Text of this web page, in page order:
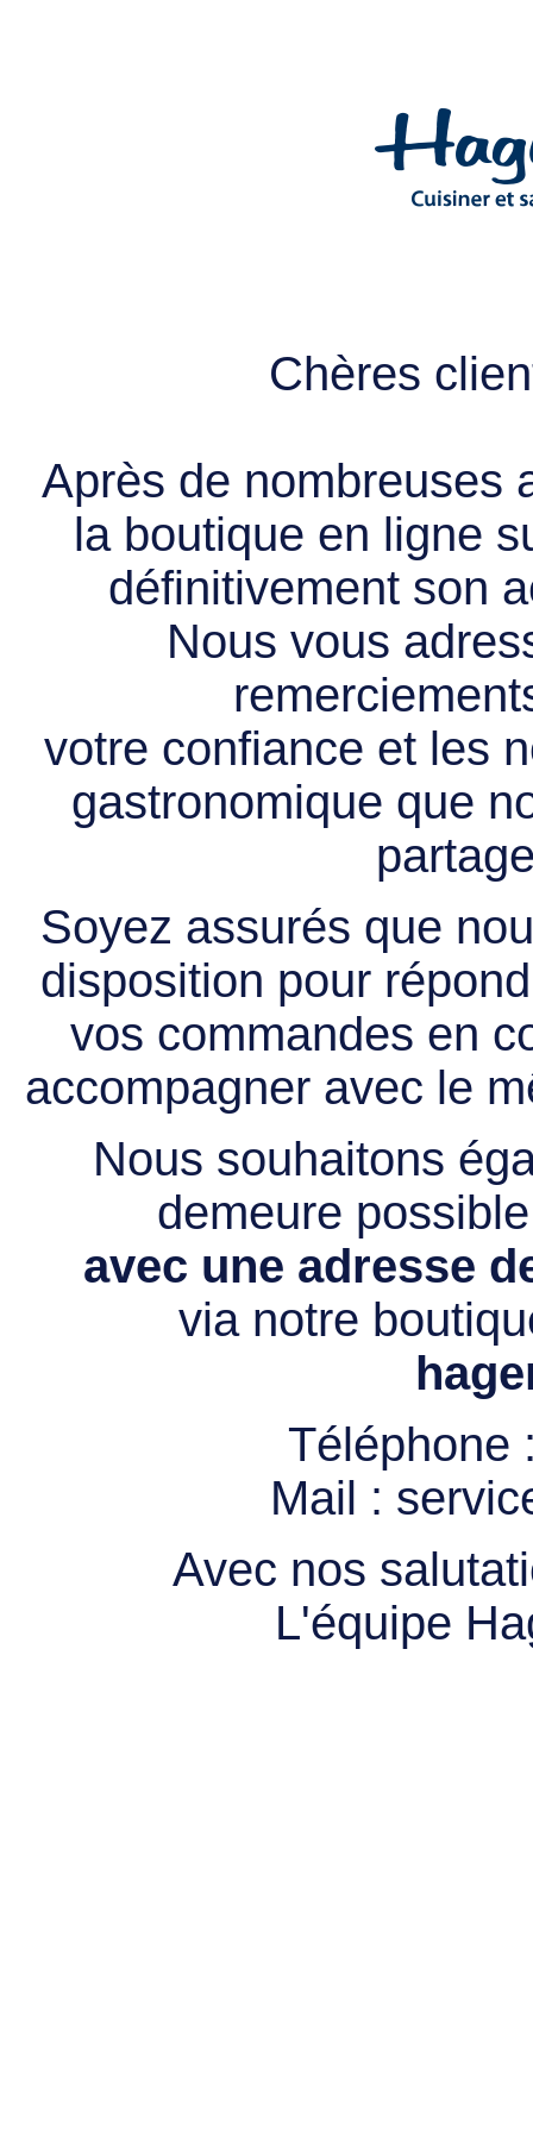
Chères
Après de nombreuses
la boutique en ligne
définitivement son
Nous vous
votre confiance et les
gastronomique que
Soyez assurés que
disposition pour
vos commandes en
accompagner avec le
Nous souhaitons
demeure
avec une adresse
via notre
Téléphone
Mail :
Avec nos
L'équipe